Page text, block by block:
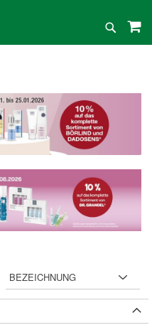
Suche